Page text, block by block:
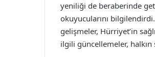
yeniliği de beraberinde
okuyucularını
gelişmeler, Hürriyet’in
ilgili güncellemeler,